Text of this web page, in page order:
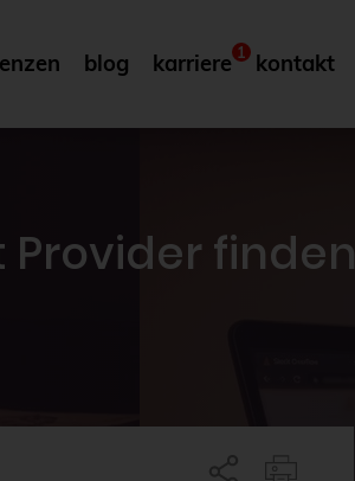
blog karriere 1 kontakt
Provider finden